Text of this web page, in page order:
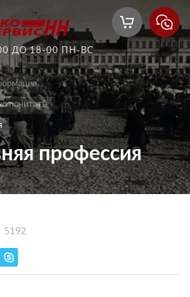
ДО 18-00 ПН-ВС
почитать.
профессия
5192